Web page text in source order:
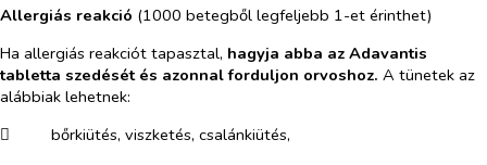
Allergiás reakció (1000 betegből legfeljebb 1-et érinthet)
Ha allergiás reakciót tapasztal, hagyja abba az Adavantis
tabletta szedését és azonnal forduljon orvoshoz. A tünetek az
alábbiak lehetnek:
​
bőrkiütés, viszketés, csalánkiütés,